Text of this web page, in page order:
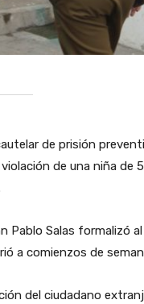
de prisión
de una niña de
Pablo Salas formalizó
a comienzos de
del ciudadano